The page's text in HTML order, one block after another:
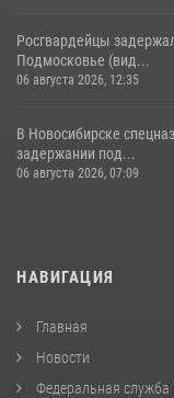
Росгвардейцы
Подмосковье (вид...
06 августа 2026, 12:35
В Новосибирске
задержании под...
06 августа 2026, 07:09
НАВИГАЦИЯ
Главная
Новости
Федеральная служба